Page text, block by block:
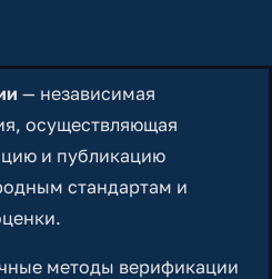
— независимая
осуществляющая
и публикацию
стандартам и
методы верификации